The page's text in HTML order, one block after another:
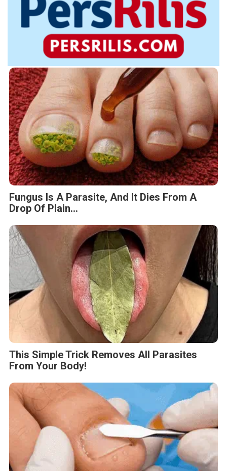
Fungus Is A Parasite, And It Dies From A
Drop Of Plain...
This Simple Trick Removes All Parasites
From Your Body!